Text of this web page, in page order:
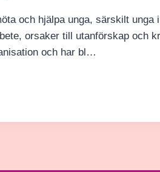
och hjälpa unga, särskilt
orsaker till utanförskap och
och har bl…